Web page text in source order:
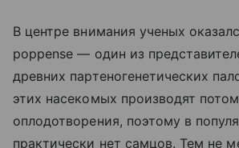
В центре внимания ученых
poppense — один из
древних партеногенетических
этих насекомых производят
оплодотворения, поэтому в
практически нет самцов. Тем не